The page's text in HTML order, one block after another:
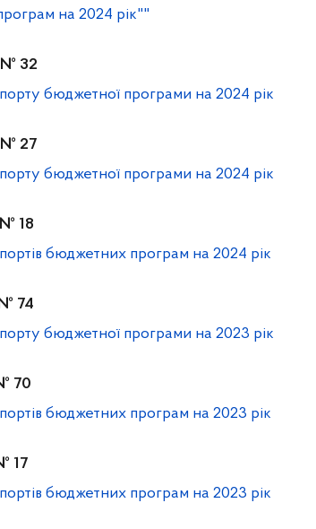
на 2024 рік""
№ 32
бюджетної програми на 2024 рік
№ 27
бюджетної програми на 2024 рік
№ 18
бюджетних програм на 2024 piк
№ 74
бюджетної програми на 2023 рік
70
бюджетних програм на 2023 рік
17
бюджетних програм на 2023 рік